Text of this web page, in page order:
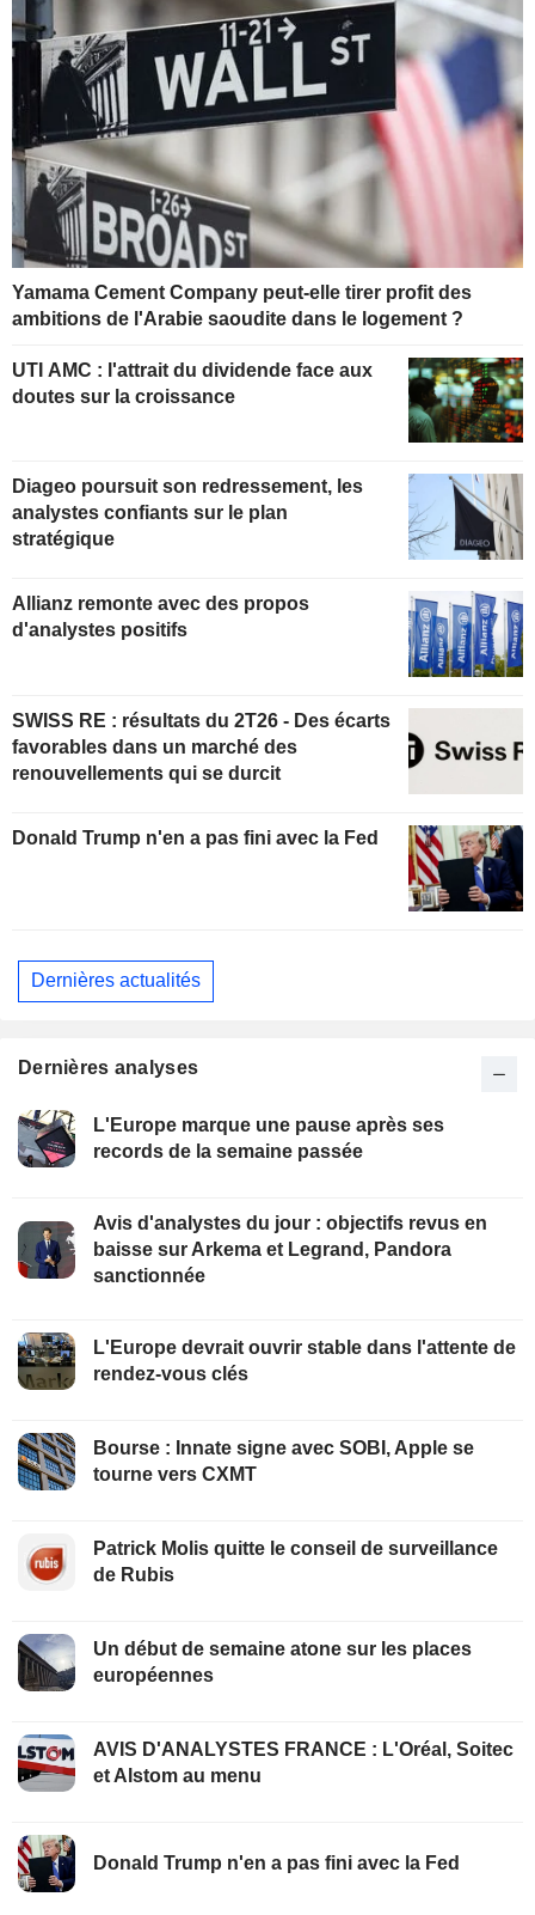
Yamama Cement Company peut-elle tirer profit des
ambitions de l'Arabie saoudite dans le logement ?
UTI AMC : l'attrait du dividende face aux
doutes sur la croissance
Diageo poursuit son redressement, les
analystes confiants sur le plan
stratégique
Allianz remonte avec des propos
d'analystes positifs
SWISS RE : résultats du 2T26 - Des écarts
favorables dans un marché des
renouvellements qui se durcit
Donald Trump n'en a pas fini avec la Fed
Dernières actualités
Dernières analyses
L'Europe marque une pause après ses
records de la semaine passée
Avis d'analystes du jour : objectifs revus en
baisse sur Arkema et Legrand, Pandora
sanctionnée
L'Europe devrait ouvrir stable dans l'attente de
rendez-vous clés
Bourse : Innate signe avec SOBI, Apple se
tourne vers CXMT
Patrick Molis quitte le conseil de surveillance
de Rubis
Un début de semaine atone sur les places
européennes
AVIS D'ANALYSTES FRANCE : L'Oréal, Soitec
et Alstom au menu
Donald Trump n'en a pas fini avec la Fed